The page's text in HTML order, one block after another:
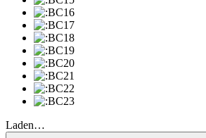
Laden…